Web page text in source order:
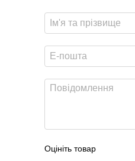
Оцініть товар